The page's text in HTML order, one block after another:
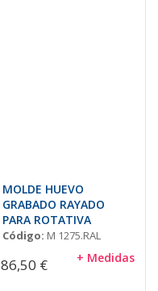
MOLDE HUEVO
GRABADO RAYADO
PARA ROTATIVA
Código: M 1275.RAL
86,50 € + Medidas